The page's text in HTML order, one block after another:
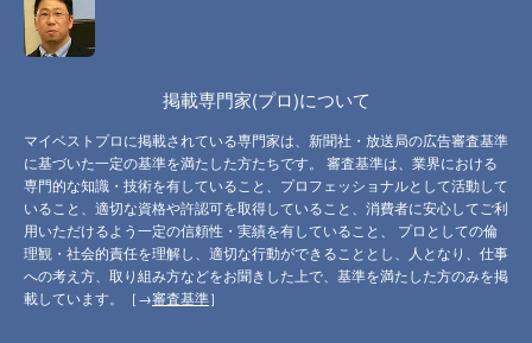
掲載専門家(プロ)について
マイベストプロに掲載されている専門家は、新聞社・放送局の広告審査基準
に基づいた一定の基準を満たした方たちです。 審査基準は、業界における
専門的な知識・技術を有していること、プロフェッショナルとして活動して
いること、適切な資格や許認可を取得していること、消費者に安心してご利
用いただけるよう一定の信頼性・実績を有していること、 プロとしての倫
理観・社会的責任を理解し、適切な行動ができることとし、人となり、仕事
への考え方、取り組み方などをお聞きした上で、基準を満たした方のみを掲
載しています。［→審査基準］